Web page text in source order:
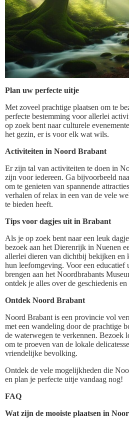
Plan uw perfecte uitje
Met zoveel prachtige plaatsen om te
perfecte bestemming voor allerlei
op zoek bent naar culturele
het gezin, er is voor elk wat wils.
Activiteiten in Noord Brabant
Er zijn tal van activiteiten te doen in
zijn voor iedereen. Ga bijvoorbeeld
om te genieten van spannende
verhalen of relax in een van de vele
te bieden heeft.
Tips voor dagjes uit in Brabant
Als je op zoek bent naar een leuk
bezoek aan het Dierenrijk in Nuenen
allerlei dieren van dichtbij bekijken en
hun leefomgeving. Voor een educatief
brengen aan het Noordbrabants
ontdek je alles over de geschiedenis
Ontdek Noord Brabant
Noord Brabant is een provincie vol
met een wandeling door de prachtige
de waterwegen te verkennen. Bezoek
om te proeven van de lokale
vriendelijke bevolking.
Ontdek de vele mogelijkheden die
en plan je perfecte uitje vandaag nog!
FAQ
Wat zijn de mooiste plaatsen in